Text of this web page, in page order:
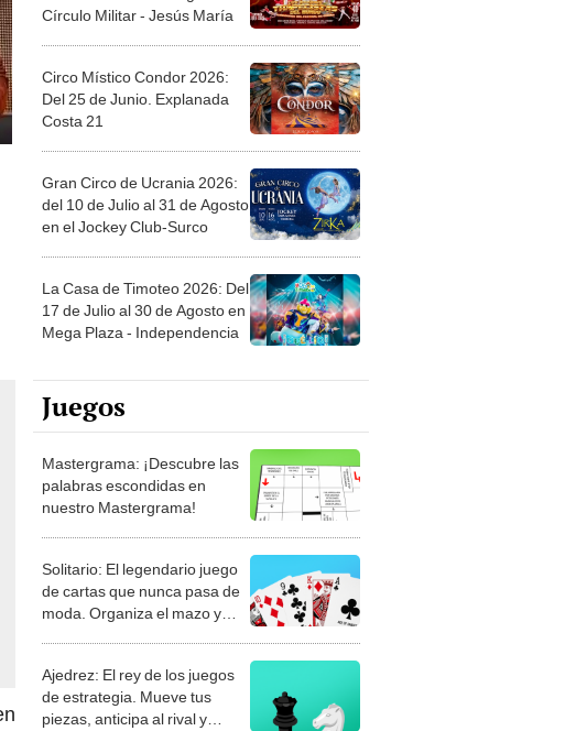
Círculo Militar - Jesús María
Circo Místico Condor 2026:
Del 25 de Junio. Explanada
Costa 21
Gran Circo de Ucrania 2026:
del 10 de Julio al 31 de Agosto
en el Jockey Club-Surco
La Casa de Timoteo 2026: Del
17 de Julio al 30 de Agosto en
Mega Plaza - Independencia
Juegos
Mastergrama: ¡Descubre las
palabras escondidas en
nuestro Mastergrama!
Solitario: El legendario juego
de cartas que nunca pasa de
moda. Organiza el mazo y
Ajedrez: El rey de los juegos
de estrategia. Mueve tus
piezas, anticipa al rival y